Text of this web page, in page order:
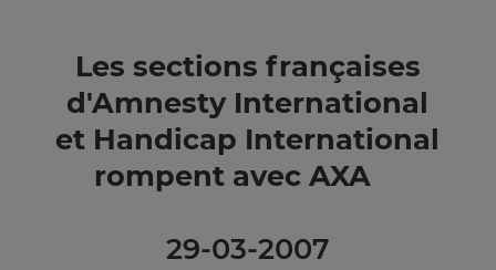
Les sections françaises
d'Amnesty International
et Handicap International
rompent avec AXA
29-03-2007